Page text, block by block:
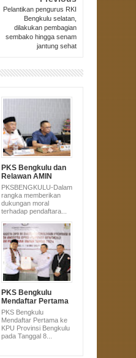
Pelantikan pengurus RKI
Bengkulu selatan,
dilakukan pembagian
sembako hingga senam
jantung sehat
PKS Bengkulu dan
Relawan AMIN
Serahkan Dukungan
Pasangan Anies-
Muhaimin Ke KPU
PKSBENGKULU-Dalam
rangka memberikan
dukungan moral
terhadap pendaftara...
PKS Bengkulu
Mendaftar Pertama
ke KPU Provinsi
Bengkulu pada
Tanggal 8 Pukul 8
PKS Bengkulu
Mendaftar Pertama ke
KPU Provinsi Bengkulu
pada Tanggal 8...